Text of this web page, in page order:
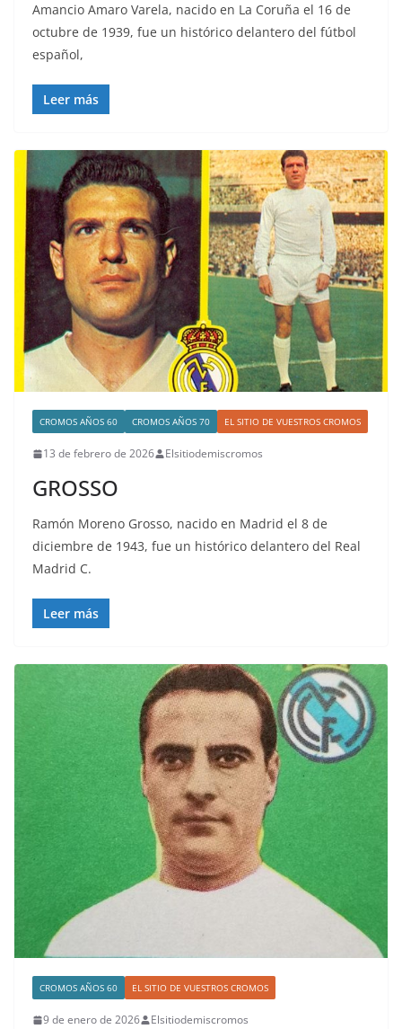
Amancio Amaro Varela, nacido en La Coruña el 16 de
octubre de 1939, fue un histórico delantero del fútbol
español,
Leer más
CROMOS AÑOS 60 CROMOS AÑOS 70 EL SITIO DE VUESTROS CROMOS
13 de febrero de 2026 Elsitiodemiscromos
GROSSO
Ramón Moreno Grosso, nacido en Madrid el 8 de
diciembre de 1943, fue un histórico delantero del Real
Madrid C.
Leer más
CROMOS AÑOS 60 EL SITIO DE VUESTROS CROMOS
9 de enero de 2026 Elsitiodemiscromos